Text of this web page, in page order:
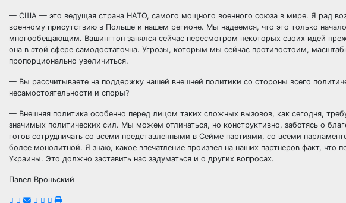
— США — это ведущая страна НАТО, самого мощного военного союза в мире. Я рад
военному присутствию в Польше и нашем регионе. Мы надеемся, что это только
многообещающим. Вашингтон занялся сейчас пересмотром некоторых своих идей
она в этой сфере самодостаточна. Угрозы, которым мы сейчас противостоим,
пропорционально увеличиться.
— Вы рассчитываете на поддержку нашей внешней политики со стороны всего
несамостоятельности и споры?
— Внешняя политика особенно перед лицом таких сложных вызовов, как сегодня,
значимых политических сил. Мы можем отличаться, но конструктивно, заботясь о
готов сотрудничать со всеми представленными в Сейме партиями, со всеми
более монолитной. Я знаю, какое впечатление произвел на наших партнеров факт, что
Украины. Это должно заставить нас задуматься и о других вопросах.
Павел Вроньский